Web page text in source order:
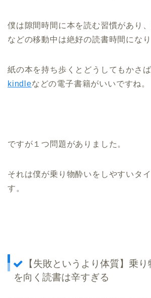
僕は隙間時間に本を読む習慣があり
などの移動中は絶好の読書時間になり
紙の本を持ち歩くとどうしてもかさ
kindleなどの電子書籍がいいですね。
ですが１つ問題がありました。
それは僕が乗り物酔いをしやすいタ
す。
【失敗というより体質】乗
を向く読書は辛すぎる